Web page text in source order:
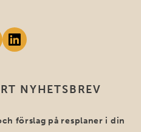
NYHETSBREV
förslag på resplaner i din